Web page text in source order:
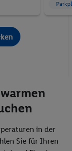
in der
Sie für Ihren